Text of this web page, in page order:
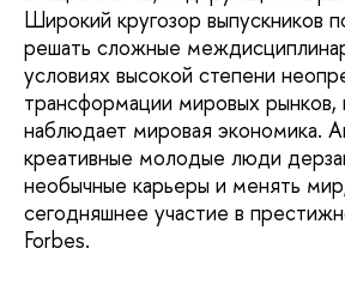
Широкий кругозор выпускников
решать сложные
условиях высокой степени
трансформации мировых рынков,
наблюдает мировая экономика.
креативные молодые люди
необычные карьеры и менять
сегодняшнее участие в
Forbes.